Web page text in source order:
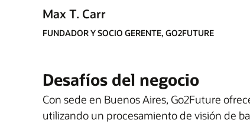
Max T. Carr
FUNDADOR Y SOCIO GERENTE, GO2FUTURE
Desafíos del negocio
Con sede en Buenos Aires, Go2Future
utilizando un procesamiento de visión de